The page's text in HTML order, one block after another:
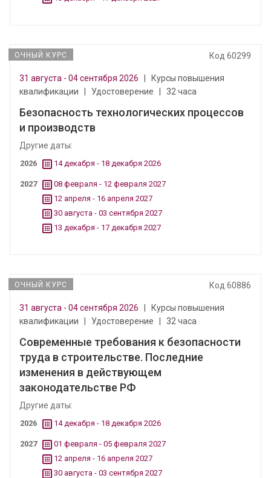
ОЧНЫЙ КУРС Код 60299
31 августа - 04 сентября 2026
Курсы повышения
квалификации
Удостоверение 32 часа
Безопасность технологических процессов
и производств
Другие даты:
2026 14 декабря - 18 декабря 2026
2027
08 февраля - 12 февраля 2027
12 апреля - 16 апреля 2027
30 августа - 03 сентября 2027
13 декабря - 17 декабря 2027
ОЧНЫЙ КУРС Код 60886
31 августа - 04 сентября 2026
Курсы повышения
квалификации
Удостоверение 32 часа
Современные требования к безопасности
труда в строительстве. Последние
изменения в действующем
законодательстве РФ
Другие даты:
2026 14 декабря - 18 декабря 2026
2027
01 февраля - 05 февраля 2027
12 апреля - 16 апреля 2027
30 августа - 03 сентября 2027